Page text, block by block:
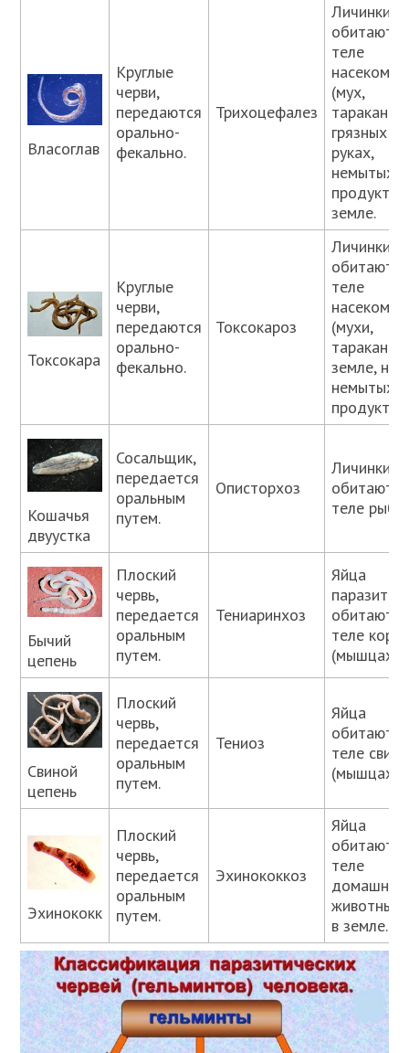
Власоглав
Круглые
черви,
передаются
орально-
фекально.
Трихоцефалез
Личинки
обитают
теле
насекомых
(мух,
грязных
руках,
немытых
земле.
Токсокара
Круглые
черви,
передаются
орально-
фекально.
Токсокароз
Личинки
обитают
теле
насекомых
(мухи,
земле, на
немытых
продуктах.
Кошачья
двуустка
Сосальщик,
передается
оральным
путем.
Описторхоз
Личинки
обитают в
теле рыб.
Бычий
цепень
Плоский
червь,
передается
оральным
путем.
Тениаринхоз
Яйца
паразита
обитают в
теле
(мышцах).
Свиной
цепень
Плоский
червь,
передается
оральным
путем.
Тениоз
Яйца
обитают в
теле
(мышцах).
Эхинококк
Плоский
червь,
передается
оральным
путем.
Эхинококкоз
Яйца
обитают
теле
домашних
животных
в земле.